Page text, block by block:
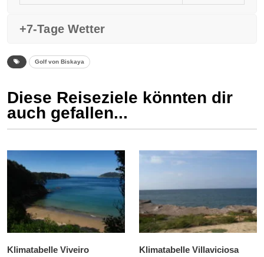
+7-Tage Wetter
Golf von Biskaya
Diese Reiseziele könnten dir
auch gefallen...
Klimatabelle Viveiro Klimatabelle Villaviciosa